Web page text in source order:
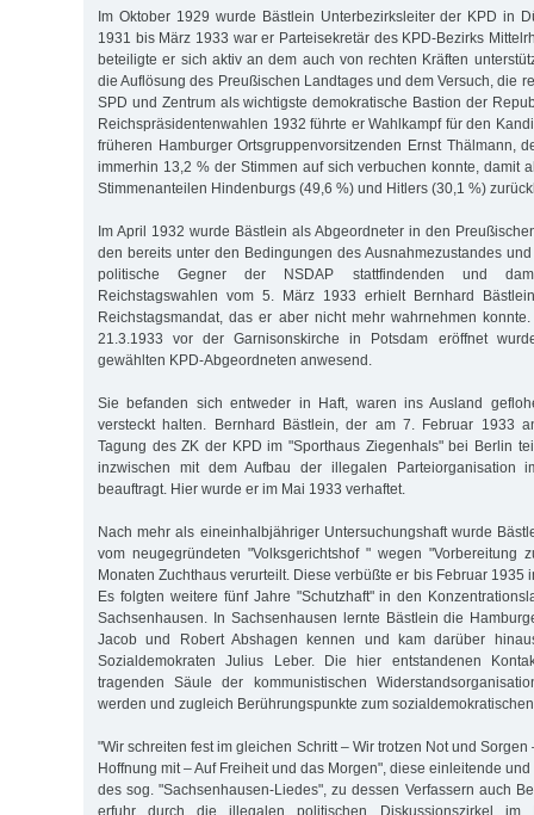
Im Oktober 1929 wurde Bästlein Unterbezirksleiter der KPD in
1931 bis März 1933 war er Parteisekretär des KPD-Bezirks
beteiligte er sich aktiv an dem auch von rechten Kräften
die Auflösung des Preußischen Landtages und dem Versuch, die
SPD und Zentrum als wichtigste demokratische Bastion der
Reichspräsidentenwahlen 1932 führte er Wahlkampf für den
früheren Hamburger Ortsgruppenvorsitzenden Ernst Thälmann,
immerhin 13,2 % der Stimmen auf sich verbuchen konnte, damit
Stimmenanteilen Hindenburgs (49,6 %) und Hitlers (30,1 %)
Im April 1932 wurde Bästlein als Abgeordneter in den
den bereits unter den Bedingungen des Ausnahmezustandes
politische Gegner der NSDAP stattfindenden und
Reichstagswahlen vom 5. März 1933 erhielt Bernhard
Reichstagsmandat, das er aber nicht mehr wahrnehmen
21.3.1933 vor der Garnisonskirche in Potsdam eröffnet
gewählten KPD-Abgeordneten anwesend.
Sie befanden sich entweder in Haft, waren ins Ausland
versteckt halten. Bernhard Bästlein, der am 7. Februar 1933
Tagung des ZK der KPD im "Sporthaus Ziegenhals" bei Berlin
inzwischen mit dem Aufbau der illegalen Parteiorganisation
beauftragt. Hier wurde er im Mai 1933 verhaftet.
Nach mehr als eineinhalbjähriger Untersuchungshaft wurde
vom neugegründeten "Volksgerichtshof " wegen "Vorbereitung
Monaten Zuchthaus verurteilt. Diese verbüßte er bis Februar 1935
Es folgten weitere fünf Jahre "Schutzhaft" in den
Sachsenhausen. In Sachsenhausen lernte Bästlein die
Jacob und Robert Abshagen kennen und kam darüber
Sozialdemokraten Julius Leber. Die hier entstandenen
tragenden Säule der kommunistischen
werden und zugleich Berührungspunkte zum
"Wir schreiten fest im gleichen Schritt – Wir trotzen Not und
Hoffnung mit – Auf Freiheit und das Morgen", diese einleitende
des sog. "Sachsenhausen-Liedes", zu dessen Verfassern auch
erfuhr durch die illegalen politischen Diskussionszirkel im